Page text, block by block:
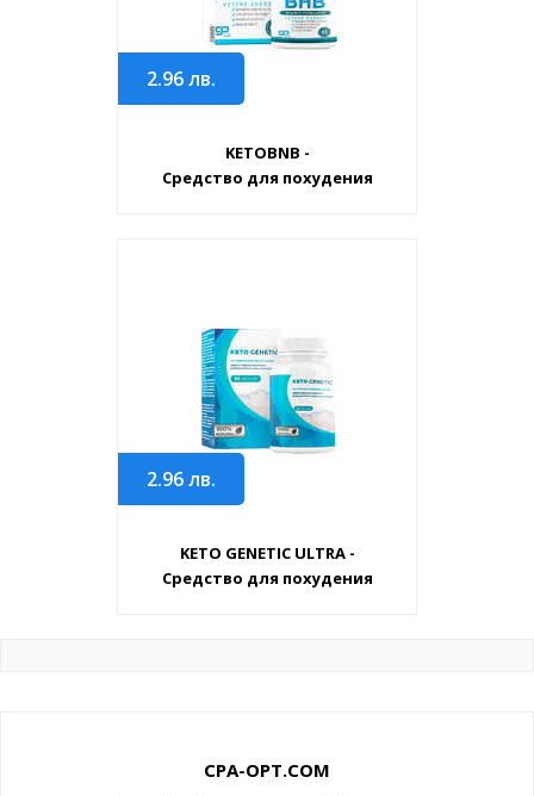
2.96лв.
KETOBNB -
Средство для похудения
2.96лв.
KETO GENETIC ULTRA -
Средство для похудения
CPA-OPT.COM